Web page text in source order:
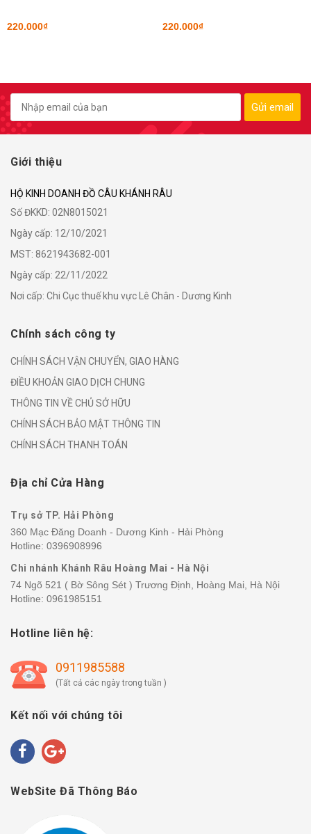
220.000₫ 220.000₫
Gửi email
Giới thiệu
HỘ KINH DOANH ĐỒ CÂU KHÁNH RÂU
Số ĐKKD: 02N8015021
Ngày cấp: 12/10/2021
MST: 8621943682-001
Ngày cấp: 22/11/2022
Nơi cấp: Chi Cục thuế khu vực Lê Chân - Dương Kinh
Chính sách công ty
CHÍNH SÁCH VẬN CHUYỂN, GIAO HÀNG
ĐIỀU KHOẢN GIAO DỊCH CHUNG
THÔNG TIN VỀ CHỦ SỞ HỮU
CHÍNH SÁCH BẢO MẬT THÔNG TIN
CHÍNH SÁCH THANH TOÁN
Địa chỉ Cửa Hàng
Trụ sở TP. Hải Phòng
360 Mạc Đăng Doanh - Dương Kinh - Hải Phòng
Hotline: 0396908996
Chi nhánh Khánh Râu Hoàng Mai - Hà Nội
74 Ngõ 521 ( Bờ Sông Sét ) Trương Định, Hoàng Mai, Hà Nội
Hotline: 0961985151
Hotline liên hệ:
0911985588
(Tất cả các ngày trong tuần )
Kết nối với chúng tôi
WebSite Đã Thông Báo